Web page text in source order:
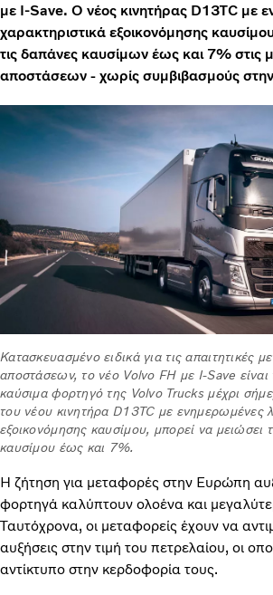
με I-Save. Ο νέος κινητήρας D13TC με
χαρακτηριστικά εξοικονόμησης
τις δαπάνες καυσίμων έως και 7%
αποστάσεων - χωρίς συμβιβασμούς στην
Κατασκευασμένο ειδικά για τις απαιτητικές
αποστάσεων, το νέο Volvo FH με I-Save είναι
καύσιμα φορτηγό της Volvo Trucks μέχρι
του νέου κινητήρα D13TC με ενημερωμένες
εξοικονόμησης καυσίμου, μπορεί να μειώσει
καυσίμου έως και 7%.
Η ζήτηση για μεταφορές στην Ευρώπη
φορτηγά καλύπτουν ολοένα και
Ταυτόχρονα, οι μεταφορείς έχουν να
αυξήσεις στην τιμή του πετρελαίου, οι
αντίκτυπο στην κερδοφορία τους.